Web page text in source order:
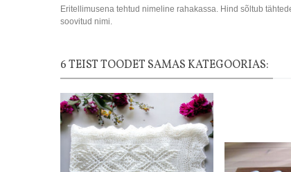
Eritellimusena tehtud nimeline rahakassa. Hind sõltub
soovitud nimi.
6 TEIST TOODET SAMAS KATEGOORIAS: